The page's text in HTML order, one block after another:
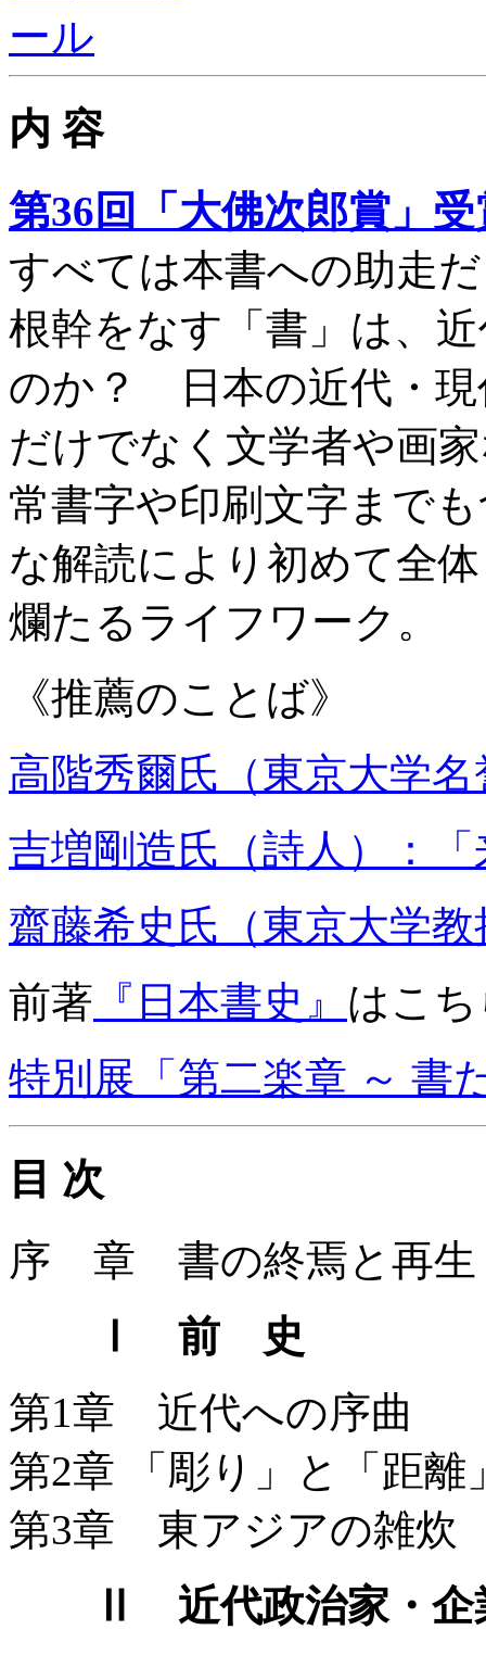
内 容
第36回「大佛次郎賞」
すべては本書への助走
根幹をなす「書」は、
のか？ 日本の近代・現
だけでなく文学者や画
常書字や印刷文字まで
な解読により初めて全
爛たるライフワーク。
《推薦のことば》
高階秀爾氏（東京大学
吉増剛造氏（詩人）：
齋藤希史氏（東京大学
前著 『日本書史』 はこ
特別展「第二楽章 ～ 書
目 次
序 章 書の終焉と再
Ⅰ 前 史
第1章 近代への序曲
第2章 「彫り」と「距
第3章 東アジアの雑
Ⅱ 近代政治家・企